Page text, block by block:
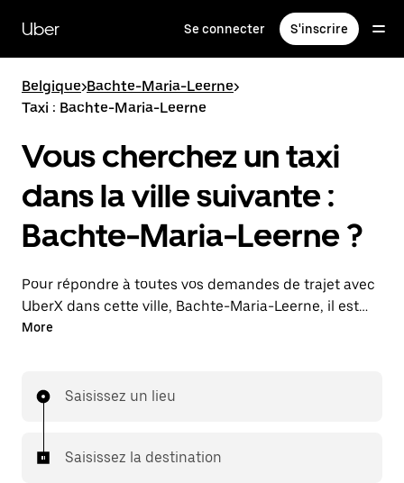
contenu
principal
Uber Se connecter S'inscrire
Belgique>Bachte-Maria-Leerne>
Taxi : Bachte-Maria-Leerne
Vous cherchez un taxi
dans la ville suivante :
Bachte-Maria-Leerne ?
Pour répondre à toutes vos demandes de trajet avec
UberX dans cette ville, Bachte-Maria-Leerne, il est
probable que nous vous mettions en relation avec un
abordables et de la même disponibilité (24 h/24 et
More
Saisissez un lieu
Saisissez la destination